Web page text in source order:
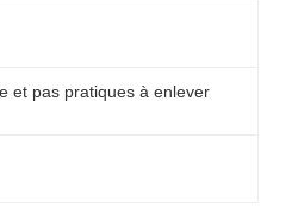
et pas pratiques à enlever